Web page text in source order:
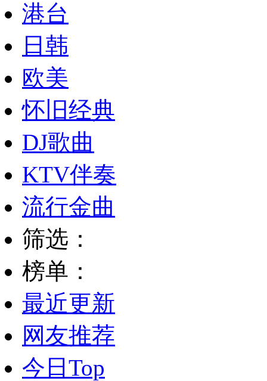
港台
日韩
欧美
怀旧经典
DJ歌曲
KTV伴奏
流行金曲
筛选：
榜单：
最近更新
网友推荐
今日Top